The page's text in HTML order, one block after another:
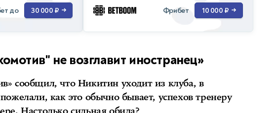
до 30 000 ₽ → Фрибет 10 000 ₽ →
не возглавит иностранец»
сообщил, что Никитин уходит из клуба, в
как это обычно бывает, успехов тренеру